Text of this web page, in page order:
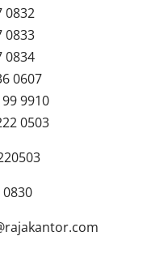
0832
0833
0834
0607
9910
0503
0830